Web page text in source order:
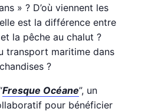
» ? D’où viennent les
est la différence entre
la pêche au chalut ?
transport maritime dans
?
Fresque Océane”, un
pour bénéficier